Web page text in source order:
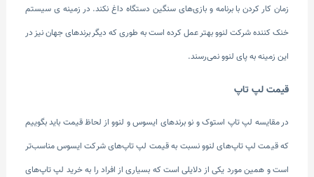
زمان کار کردن با برنامه و بازی‌های سنگین دستگاه داغ نکند. در زمینه ی سیستم
خنک کننده شرکت لنوو بهتر عمل کرده است به طوری که دیگر برندهای جهان نیز در
این زمینه به پای لنوو نمی‌رسند.
قیمت لپ تاپ
در مقایسه لپ تاپ استوک و نو برندهای ایسوس و لنوو از لحاظ قیمت باید بگوییم
که قیمت لپ تاپ‌های لنوو نسبت به قیمت لپ تاپ‌های شرکت ایسوس مناسب‌تر
است و همین مورد یکی از دلایلی است که بسیاری از افراد را به خرید لپ تاپ‌های